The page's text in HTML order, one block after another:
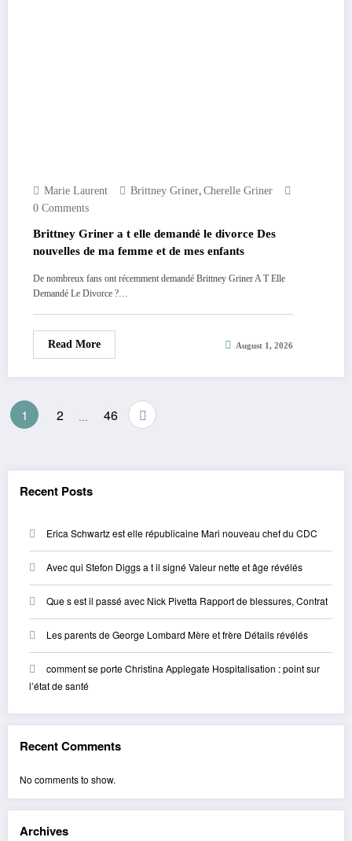
Marie Laurent Brittney Griner, Cherelle Griner
0 Comments
Brittney Griner a t elle demandé le divorce Des
nouvelles de ma femme et de mes enfants
De nombreux fans ont récemment demandé Brittney Griner A T Elle
Demandé Le Divorce ?…
Read More August 1, 2026
Posts
1 2 46
Recent Posts
Erica Schwartz est elle républicaine Mari nouveau chef du CDC
Avec qui Stefon Diggs a t il signé Valeur nette et âge révélés
Que s est il passé avec Nick Pivetta Rapport de blessures, Contrat
Les parents de George Lombard Mère et frère Détails révélés
comment se porte Christina Applegate Hospitalisation : point sur
l’état de santé
Recent Comments
No comments to show.
Archives